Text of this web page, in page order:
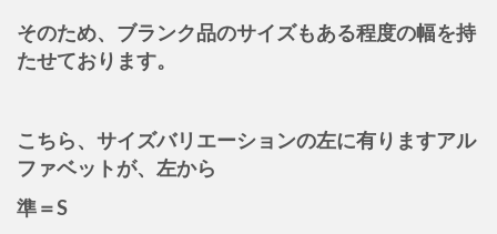
そのため、ブランク品のサイズもある程度の幅を持
たせております。
こちら、サイズバリエーションの左に有りますアル
ファベットが、左から
準＝S